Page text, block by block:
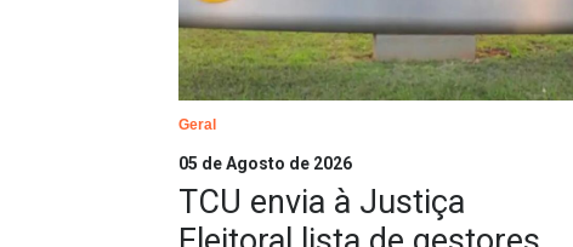
Geral
05 de Agosto de 2026
TCU envia à Justiça